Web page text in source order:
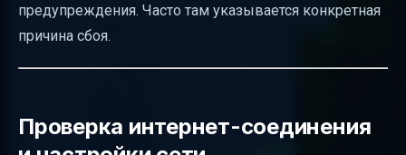
предупреждения. Часто там указывается конкретная
причина сбоя.
Проверка интернет-соединения